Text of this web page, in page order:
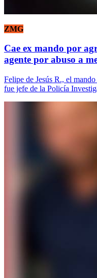
ZMG
Cae ex mando por
agente por abuso a
Felipe de Jesús R., el
fue jefe de la Policía